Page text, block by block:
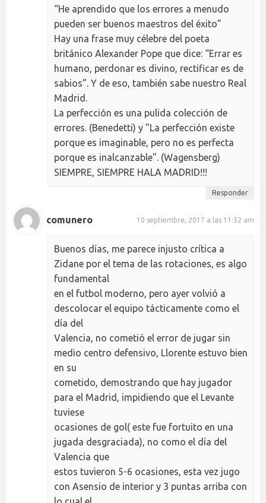
“He aprendido que los errores a menudo
pueden ser buenos maestros del éxito”
Hay una frase muy célebre del poeta
británico Alexander Pope que dice: “Errar es
humano, perdonar es divino, rectificar es de
sabios”. Y de eso, también sabe nuestro Real
Madrid.
La perfección es una pulida colección de
errores. (Benedetti) y "La perfección existe
porque es imaginable, pero no es perfecta
porque es inalcanzable". (Wagensberg)
SIEMPRE, SIEMPRE HALA MADRID!!!
Responder
comunero 10 septiembre, 2017 a las 11:52 am
Buenos días, me parece injusto crítica a
Zidane por el tema de las rotaciones, es algo
fundamental
en el futbol moderno, pero ayer volvió a
descolocar el equipo tácticamente como el
día del
Valencia, no cometió el error de jugar sin
medio centro defensivo, Llorente estuvo bien
en su
cometido, demostrando que hay jugador
para el Madrid, impidiendo que el Levante
tuviese
ocasiones de gol( este fue fortuito en una
jugada desgraciada), no como el día del
Valencia que
estos tuvieron 5-6 ocasiones, esta vez jugo
con Asensio de interior y 3 puntas arriba con